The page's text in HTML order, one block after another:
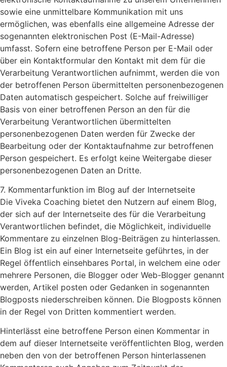
sowie eine unmittelbare Kommunikation mit uns
ermöglichen, was ebenfalls eine allgemeine Adresse der
sogenannten elektronischen Post (E-Mail-Adresse)
umfasst. Sofern eine betroffene Person per E-Mail oder
über ein Kontaktformular den Kontakt mit dem für die
Verarbeitung Verantwortlichen aufnimmt, werden die von
der betroffenen Person übermittelten personenbezogenen
Daten automatisch gespeichert. Solche auf freiwilliger
Basis von einer betroffenen Person an den für die
Verarbeitung Verantwortlichen übermittelten
personenbezogenen Daten werden für Zwecke der
Bearbeitung oder der Kontaktaufnahme zur betroffenen
Person gespeichert. Es erfolgt keine Weitergabe dieser
personenbezogenen Daten an Dritte.
7. Kommentarfunktion im Blog auf der Internetseite
Die Viveka Coaching bietet den Nutzern auf einem Blog,
der sich auf der Internetseite des für die Verarbeitung
Verantwortlichen befindet, die Möglichkeit, individuelle
Kommentare zu einzelnen Blog-Beiträgen zu hinterlassen.
Ein Blog ist ein auf einer Internetseite geführtes, in der
Regel öffentlich einsehbares Portal, in welchem eine oder
mehrere Personen, die Blogger oder Web-Blogger genannt
werden, Artikel posten oder Gedanken in sogenannten
Blogposts niederschreiben können. Die Blogposts können
in der Regel von Dritten kommentiert werden.
Hinterlässt eine betroffene Person einen Kommentar in
dem auf dieser Internetseite veröffentlichten Blog, werden
neben den von der betroffenen Person hinterlassenen